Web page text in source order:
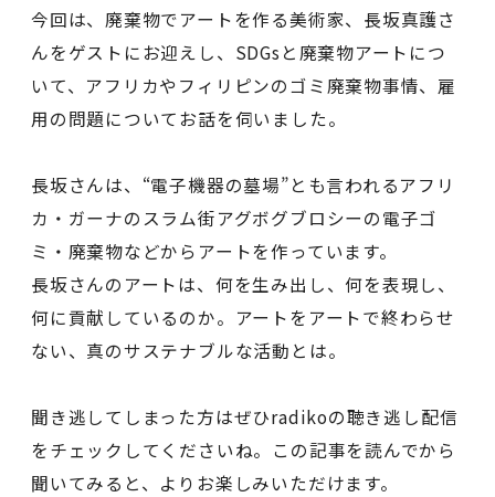
今回は、廃棄物でアートを作る美術家、長坂真護さ
んをゲストにお迎えし、SDGsと廃棄物アートにつ
いて、アフリカやフィリピンのゴミ廃棄物事情、雇
用の問題についてお話を伺いました。
長坂さんは、“電子機器の墓場”とも言われるアフリ
カ・ガーナのスラム街アグボグブロシーの電子ゴ
ミ・廃棄物などからアートを作っています。
長坂さんのアートは、何を生み出し、何を表現し、
何に貢献しているのか。アートをアートで終わらせ
ない、真のサステナブルな活動とは。
聞き逃してしまった方はぜひradikoの聴き逃し配信
をチェックしてくださいね。この記事を読んでから
聞いてみると、よりお楽しみいただけます。